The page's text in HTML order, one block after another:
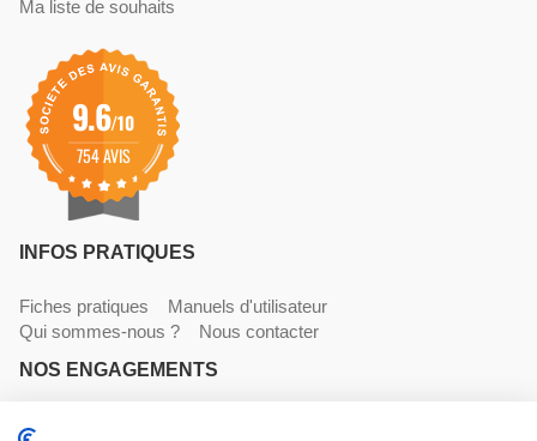
Ma liste de souhaits
9.6/10
754 AVIS
INFOS PRATIQUES
Fiches pratiques
Manuels d'utilisateur
Qui sommes-nous ?
Nous contacter
NOS ENGAGEMENTS
Livraisons